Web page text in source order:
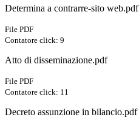
Determina a contrarre-sito web.pdf
File PDF
Contatore click: 9
Atto di disseminazione.pdf
File PDF
Contatore click: 11
Decreto assunzione in bilancio.pdf